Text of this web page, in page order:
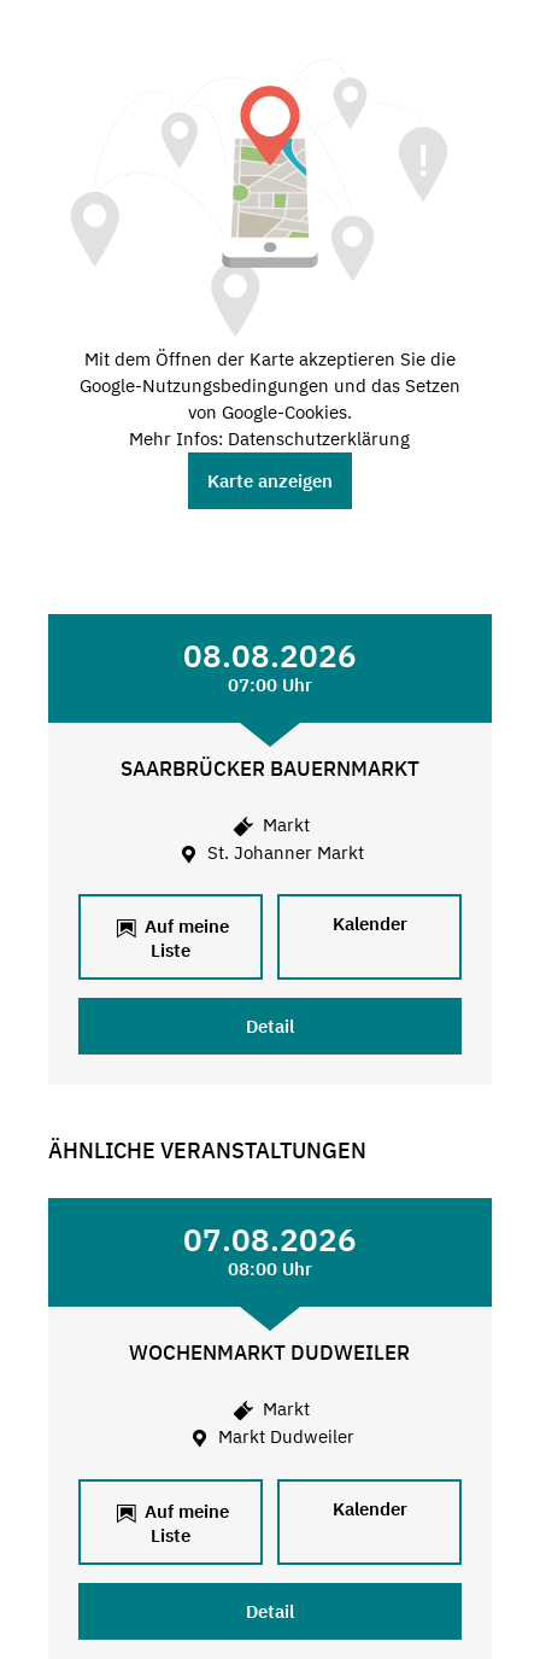
Mit dem Öffnen der Karte akzeptieren Sie die
Google-Nutzungsbedingungen und das Setzen
von Google-Cookies.
Mehr Infos: Datenschutzerklärung
Karte anzeigen
08.08.2026
07:00 Uhr
SAARBRÜCKER BAUERNMARKT
Markt
St. Johanner Markt
Auf meine
Liste
Kalender
Detail
ÄHNLICHE VERANSTALTUNGEN
07.08.2026
08:00 Uhr
WOCHENMARKT DUDWEILER
Markt
Markt Dudweiler
Auf meine
Liste
Kalender
Detail